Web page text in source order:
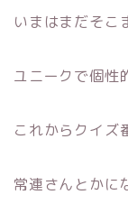
いまはまだそこ
ユニークで個性
これからクイズ
常連さんとか